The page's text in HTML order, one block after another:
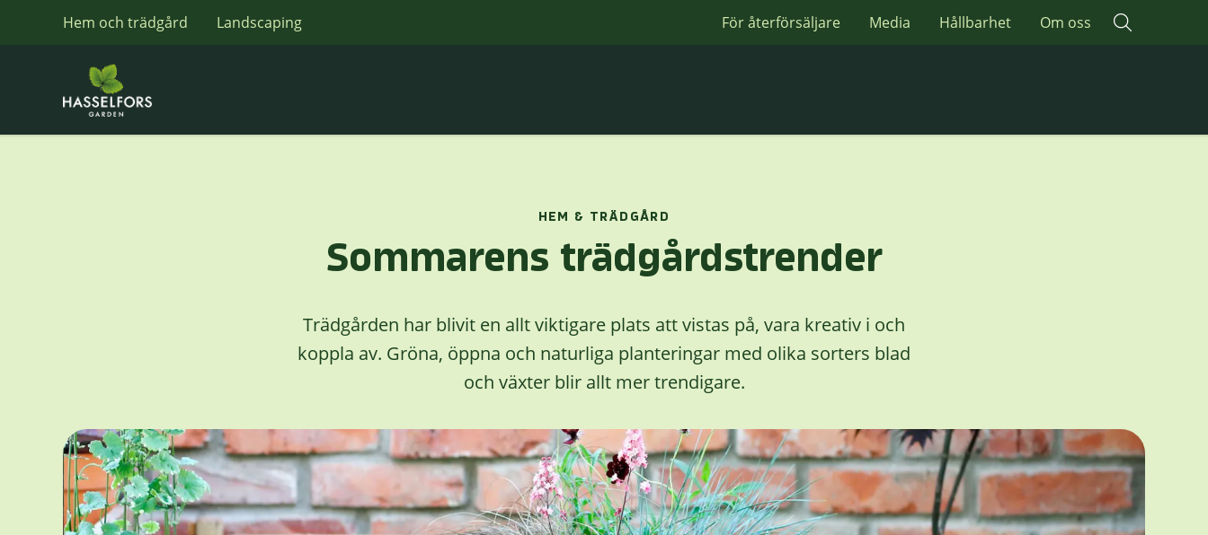
Hem och trädgård Landscaping För återförsäljare Media Hållbarhet Om oss
HEM & TRÄDGÅRD
Sommarens trädgårdstrender
Trädgården har blivit en allt viktigare plats att vistas på, vara kreativ i och
koppla av. Gröna, öppna och naturliga planteringar med olika sorters blad
och växter blir allt mer trendigare.